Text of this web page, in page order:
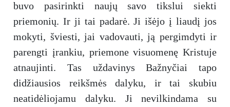
buvo pasirinkti naujų savo tikslui siekti
priemonių. Ir ji tai padarė. Ji išėjo į liaudį jos
mokyti, šviesti, jai vadovauti, ją pergimdyti ir
parengti įrankiu, priemone visuomenę Kristuje
atnaujinti. Tas uždavinys Bažnyčiai tapo
didžiausios reikšmės dalyku, ir tai skubiu
neatidėliojamu dalyku. Ji nevilkindama su